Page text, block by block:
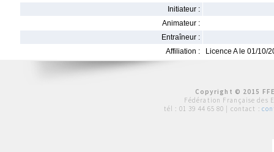
Initiateur :
Animateur :
Entraîneur :
Affiliation :
Licence A le 01/10/
Copyright © 2015
Fédération Française des
tél : 01 39 44 65 80 | contact :